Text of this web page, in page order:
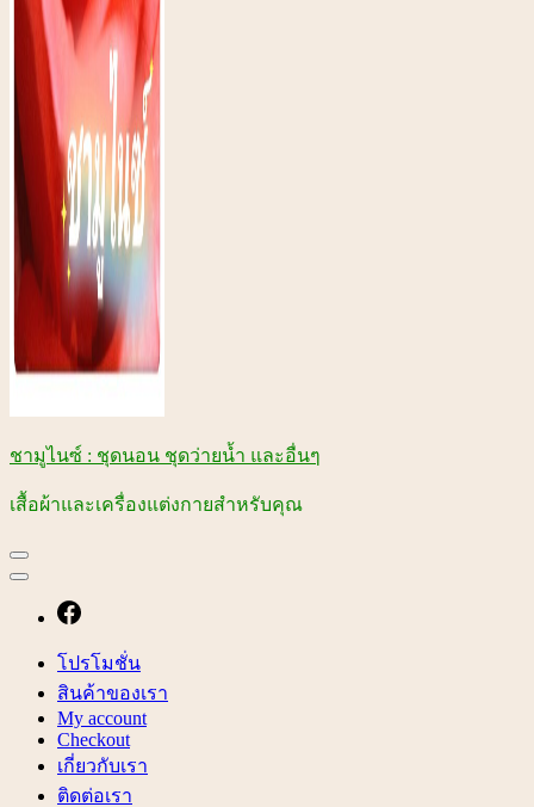
ชามูไนซ์ : ชุดนอน ชุดว่ายน้ำ และอื่นๆ
เสื้อผ้าและเครื่องแต่งกายสำหรับคุณ
โปรโมชั่น
สินค้าของเรา
My account
Checkout
เกี่ยวกับเรา
ติดต่อเรา